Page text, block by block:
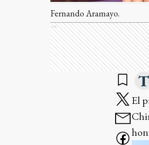
Fernando Aramayo.
Ads
El